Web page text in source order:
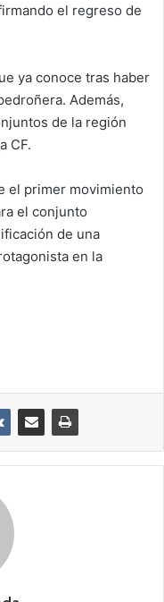
el regreso de
ya conoce tras haber
Además,
de la región
CF.
el primer movimiento
el conjunto
de una
en la